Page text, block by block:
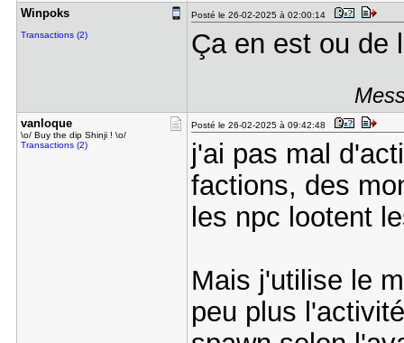
Winpoks
Transactions (2)
Posté le 26-02-2025 à 02:00:14
Ça en est ou de
vanloque
\o/ Buy the dip Shinji ! \o/
Transactions (2)
Posté le 26-02-2025 à 09:42:48
j'ai pas mal
factions, des
les npc lootent
Mais j'utilise le
peu plus